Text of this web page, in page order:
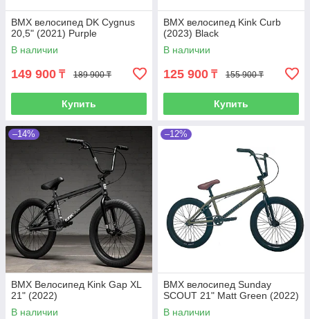
BMX велосипед DK Cygnus
20,5" (2021) Purple
В наличии
149 900 ₸ 189 900 ₸
Купить
BMX велосипед Kink Curb
(2023) Black
В наличии
125 900 ₸ 155 900 ₸
Купить
–14%
BMX Велосипед Kink Gap XL
21" (2022)
В наличии
–12%
BMX велосипед Sunday
SCOUT 21" Matt Green (2022)
В наличии